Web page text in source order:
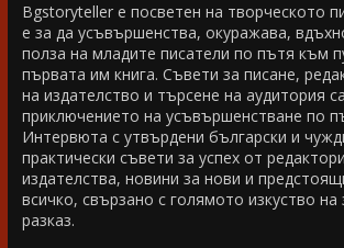
Bgstoryteller е посветен на творческото
е за да усъвършенства, окуражава,
полза на младите писатели по пътя към
първата им книга. Съвети за писане,
на издателство и търсене на аудитория
приключението на усъвършенстване по
Интервюта с утвърдени български и
практически съвети за успех от
издателства, новини за нови и
всичко, свързано с голямото изкуство
разказ.